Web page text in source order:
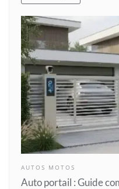
AUTOS MOTOS
Auto portail : Guide